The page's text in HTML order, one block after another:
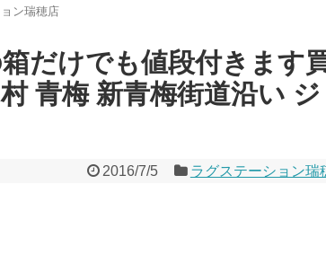
ン瑞穂店
だけでも値段付きます
青梅 新青梅街道沿い ジ
2016/7/5 ラグステーション瑞